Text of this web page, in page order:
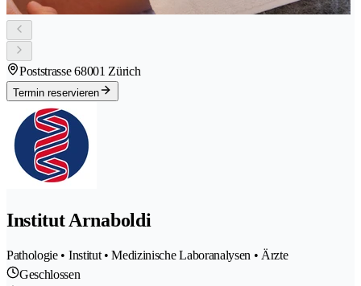
Poststrasse 68001 Zürich
Termin reservieren
Institut Arnaboldi
Pathologie • Institut • Medizinische Laboranalysen • Ärzte
Geschlossen